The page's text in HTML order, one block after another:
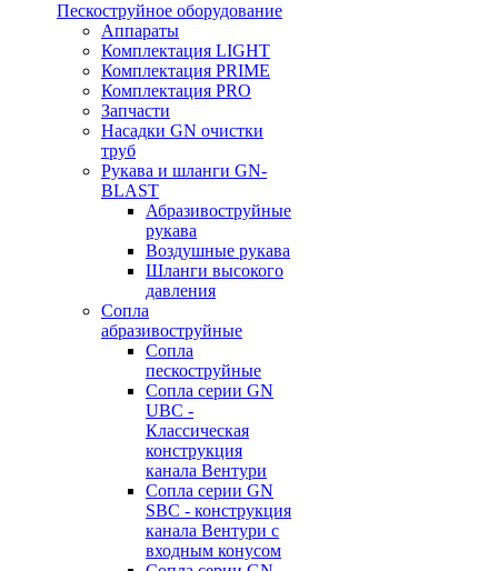
Пескоструйное оборудование
Аппараты
Комплектация LIGHT
Комплектация PRIME
Комплектация PRO
Запчасти
Насадки GN очистки
труб
Рукава и шланги GN-
BLAST
Абразивоструйные
рукава
Воздушные рукава
Шланги высокого
давления
Сопла
абразивоструйные
Сопла
пескоструйные
Сопла серии GN
UBC -
Классическая
конструкция
канала Вентури
Сопла серии GN
SBC - конструкция
канала Вентури c
входным конусом